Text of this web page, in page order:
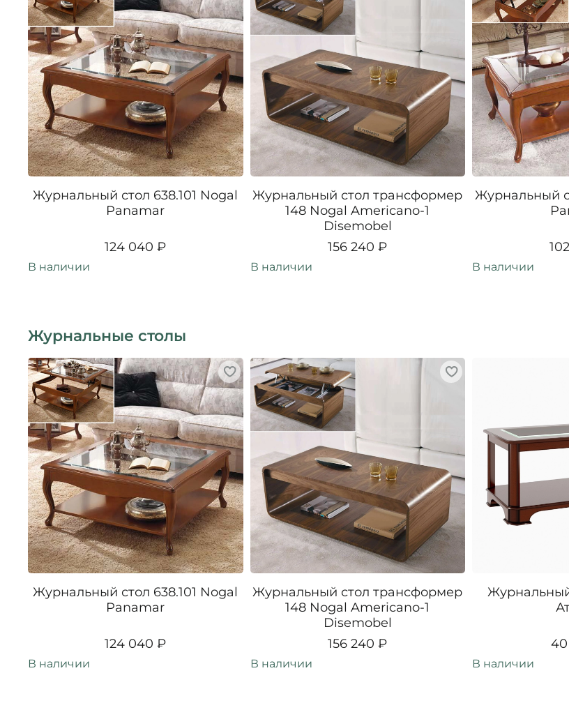
Журнальный стол 638.101 Nogal
Panamar
124 040 ₽
В наличии
Журнальный стол трансформер
148 Nogal Americano-1
Disemobel
156 240 ₽
В наличии
Журнальный
В наличии
Журнальные столы
Журнальный стол 638.101 Nogal
Panamar
124 040 ₽
В наличии
Журнальный стол трансформер
148 Nogal Americano-1
Disemobel
156 240 ₽
В наличии В наличии